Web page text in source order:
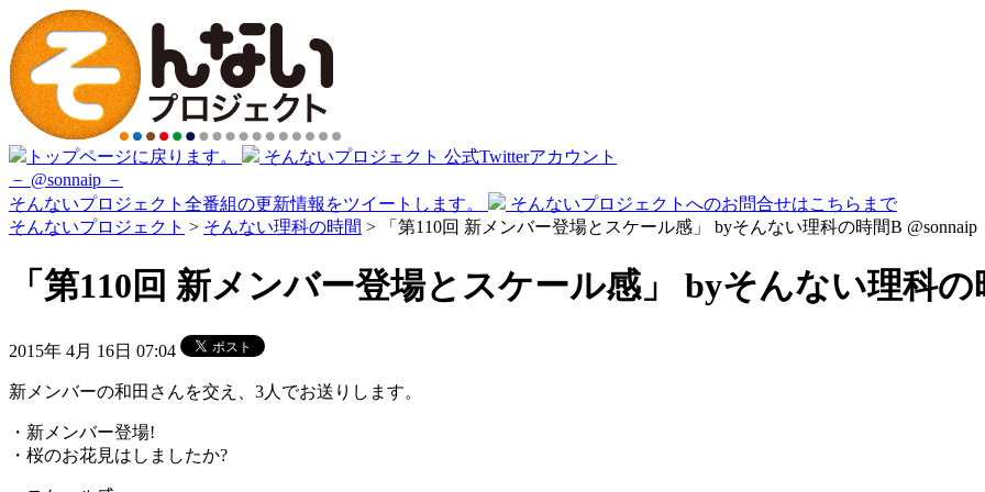
トップページに戻ります。
そんないプロジェクト 公式Twitterアカウント
－ @sonnaip －
そんないプロジェクト全番組の更新情報をツイートします。
そんないプロジェクトへのお問合せはこちらまで
そんないプロジェクト > そんない理科の時間 > 「第110回 新メンバー登場とスケール感」 byそんない理科の時間B @sonnaip
「第110回 新メンバー登場とスケール感」 byそんない理科の
2015年 4月 16日 07:04
新メンバーの和田さんを交え、3人でお送りします。
・新メンバー登場!
・桜のお花見はしましたか?